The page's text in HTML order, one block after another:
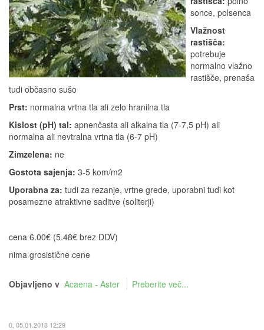
sonce, polsenca
Vlažnost
rastišča:
potrebuje
normalno vlažno
rastišče, prenaša
tudi občasno sušo
Prst: normalna vrtna tla ali zelo hranilna tla
Kislost (pH) tal: apnenčasta ali alkalna tla (7-7,5 pH) ali
normalna ali nevtralna vrtna tla (6-7 pH)
Zimzelena: ne
Gostota sajenja: 3-5 kom/m2
Uporabna za: tudi za rezanje, vrtne grede, uporabni tudi kot
posamezne atraktivne saditve (soliterji)
cena 6.00€ (5.48€ brez DDV)
nima grosistične cene
Objavljeno v Acaena - Aster Preberite več...
0, 05.01.2018 12:29